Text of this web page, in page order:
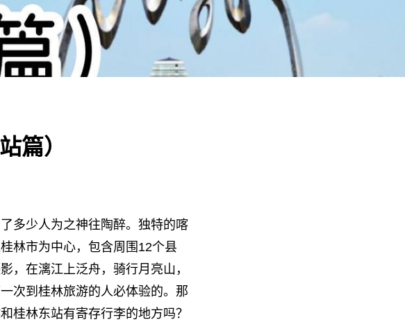
篇）
多少人为之神往陶醉。独特的喀
林市为中心，包含周围12个县
，在漓江上泛舟，骑行月亮山，
次到桂林旅游的人必体验的。那
桂林东站有寄存行李的地方吗？